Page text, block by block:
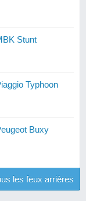
Stunt
Typhoon
Buxy
les feux arrières